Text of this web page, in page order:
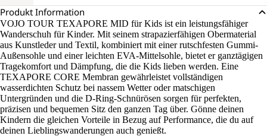
Produkt Information
VOJO TOUR TEXAPORE MID für Kids ist ein leistungsfähiger
Wanderschuh für Kinder. Mit seinem strapazierfähigen Obermaterial
aus Kunstleder und Textil, kombiniert mit einer rutschfesten Gummi-
Außensohle und einer leichten EVA-Mittelsohle, bietet er ganztägigen
Tragekomfort und Dämpfung, die die Kids lieben werden. Eine
TEXAPORE CORE Membran gewährleistet vollständigen
wasserdichten Schutz bei nassem Wetter oder matschigen
Untergründen und die D-Ring-Schnürösen sorgen für perfekten,
präzisen und bequemen Sitz den ganzen Tag über. Gönne deinen
Kindern die gleichen Vorteile in Bezug auf Performance, die du auf
deinen Lieblingswanderungen auch genießt.